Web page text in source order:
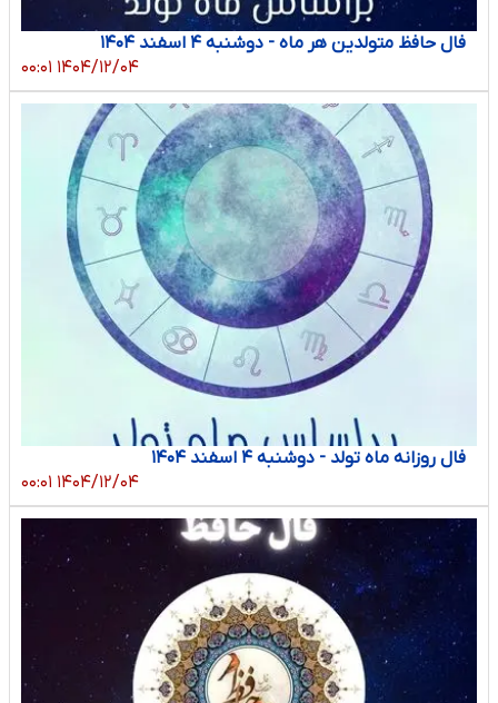
فال حافظ متولدین هر ماه - دوشنبه ۴ اسفند ۱۴۰۴
۱۴۰۴/۱۲/۰۴ ۰۰:۰۱
فال روزانه ماه تولد - دوشنبه ۴ اسفند ۱۴۰۴
۱۴۰۴/۱۲/۰۴ ۰۰:۰۱